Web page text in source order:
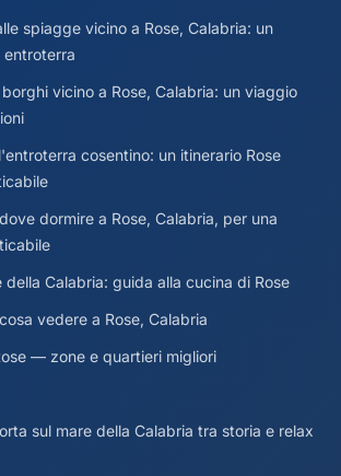
spiagge vicino a Rose, Calabria: un
entroterra
vicino a Rose, Calabria: un viaggio
cosentino: un itinerario Rose
dormire a Rose, Calabria, per una
Calabria: guida alla cucina di Rose
vedere a Rose, Calabria
— zone e quartieri migliori
sul mare della Calabria tra storia e relax